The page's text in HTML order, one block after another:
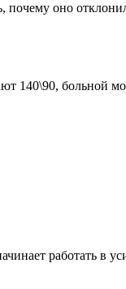
почему оно
140\90, больной
работать в